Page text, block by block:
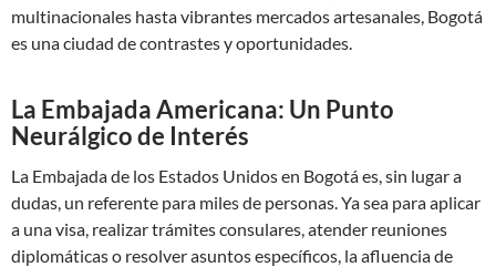
multinacionales hasta vibrantes mercados artesanales, Bogotá
es una ciudad de contrastes y oportunidades.
La Embajada Americana: Un Punto
Neurálgico de Interés
La Embajada de los Estados Unidos en Bogotá es, sin lugar a
dudas, un referente para miles de personas. Ya sea para aplicar
a una visa, realizar trámites consulares, atender reuniones
diplomáticas o resolver asuntos específicos, la afluencia de